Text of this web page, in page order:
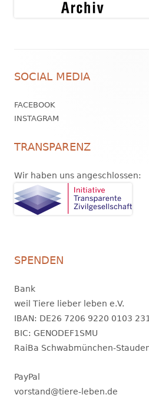
Inhalt
SOCIAL MEDIA
FACEBOOK
INSTAGRAM
TRANSPARENZ
Wir haben uns angeschlossen:
SPENDEN
Bank
weil Tiere lieber leben e.V.
IBAN: DE26 7206 9220 0103
BIC: GENODEF1SMU
RaiBa Schwabmünchen-
PayPal
vorstand@tiere-leben.de